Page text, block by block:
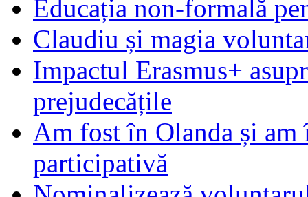
Educația non-formală
Claudiu și magia
Impactul Erasmus+
prejudecățile
Am fost în Olanda și am
participativă